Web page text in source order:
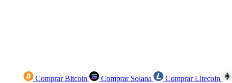
Comprar Bitcoin Comprar Solana Comprar Litecoin